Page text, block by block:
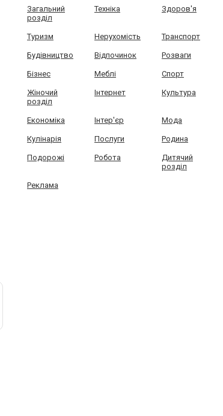
Загальний
розділ
Техніка Здоров'я
Туризм Нерухомість Транспорт
Будівництво Відпочинок Розваги
Бізнес Меблі Спорт
Жіночий
розділ
Інтернет Культура
Економіка Інтер'єр Мода
Кулінарія Послуги Родина
Подорожі Робота
Дитячий
розділ
Реклама